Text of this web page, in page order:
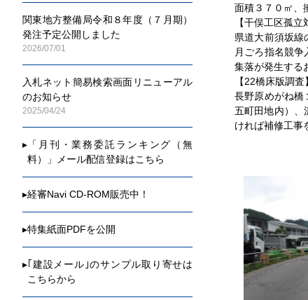
関東地方整備局令和８年度（７月期）
発注予定公開しました
2026/07/01
入札ネット簡易検索画面リニューアル
のお知らせ
2025/04/24
▸ 「月刊・業務委託ランキング（無
料）」メール配信登録はこちら
▸経審Navi CD-ROM販売中！
▸特集紙面PDFを公開
▸ ｢建設メール｣のサンプル取り寄せは
こちらから
面積３７０㎡、
【干俣工区孤立
県道大前須坂線
月ごろ指名競
集落が発生する
【22橋床版調査
長野原めがね橋
五町田地内）、
ければ補修工事